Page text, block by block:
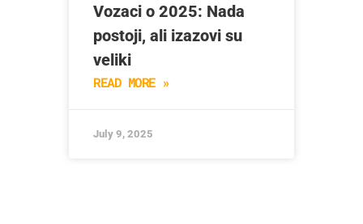
Vozaci o 2025: Nada
postoji, ali izazovi su
veliki
READ MORE »
July 9, 2025